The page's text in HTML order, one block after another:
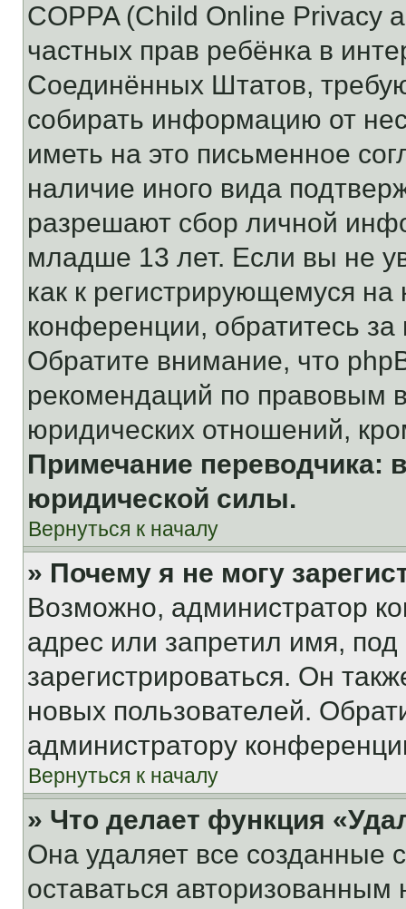
COPPA (Child Online Privacy
частных прав ребёнка в
Соединённых Штатов,
собирать информацию от
иметь на это письменное
наличие иного вида
разрешают сбор личной
младше 13 лет. Если вы не
как к регистрирующемуся
конференции, обратитесь
Обратите внимание, что
рекомендаций по правовым
юридических отношений,
Примечание переводчика:
юридической силы.
Вернуться к началу
» Почему я не могу
Возможно, администратор
адрес или запретил имя,
зарегистрироваться. Он
новых пользователей.
администратору
Вернуться к началу
» Что делает функция
Она удаляет все созданные
оставаться